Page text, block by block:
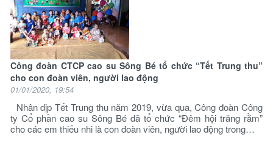
Công đoàn CTCP cao su Sông Bé tổ chức “Tết Trung thu”
cho con đoàn viên, người lao động
01/01/2020, 19:54
Nhân dịp Tết Trung thu năm 2019, vừa qua, Công đoàn Công
ty Cổ phần cao su Sông Bé đã tổ chức “Đêm hội trăng rằm”
cho các em thiếu nhi là con đoàn viên, người lao động trong…